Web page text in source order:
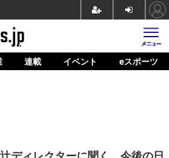
連載 イベント eスポーツ